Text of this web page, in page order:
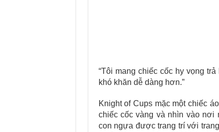
“Tôi mang chiếc cốc hy vọng
khó khăn dễ dàng hơn.”
Knight of Cups mặc một chiếc
chiếc cốc vàng và nhìn vào nơi
con ngựa được trang trí với